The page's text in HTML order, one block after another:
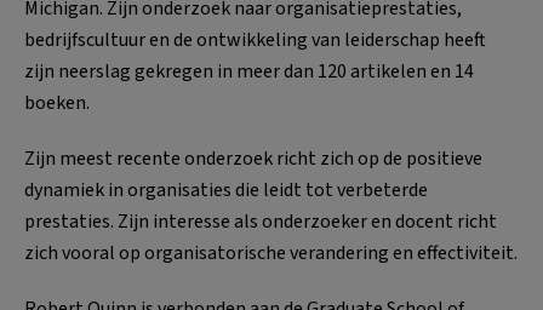
Michigan. Zijn onderzoek naar organisatieprestaties,
bedrijfscultuur en de ontwikkeling van leiderschap heeft
zijn neerslag gekregen in meer dan 120 artikelen en 14
boeken.
Zijn meest recente onderzoek richt zich op de positieve
dynamiek in organisaties die leidt tot verbeterde
prestaties. Zijn interesse als onderzoeker en docent richt
zich vooral op organisatorische verandering en effectiviteit.